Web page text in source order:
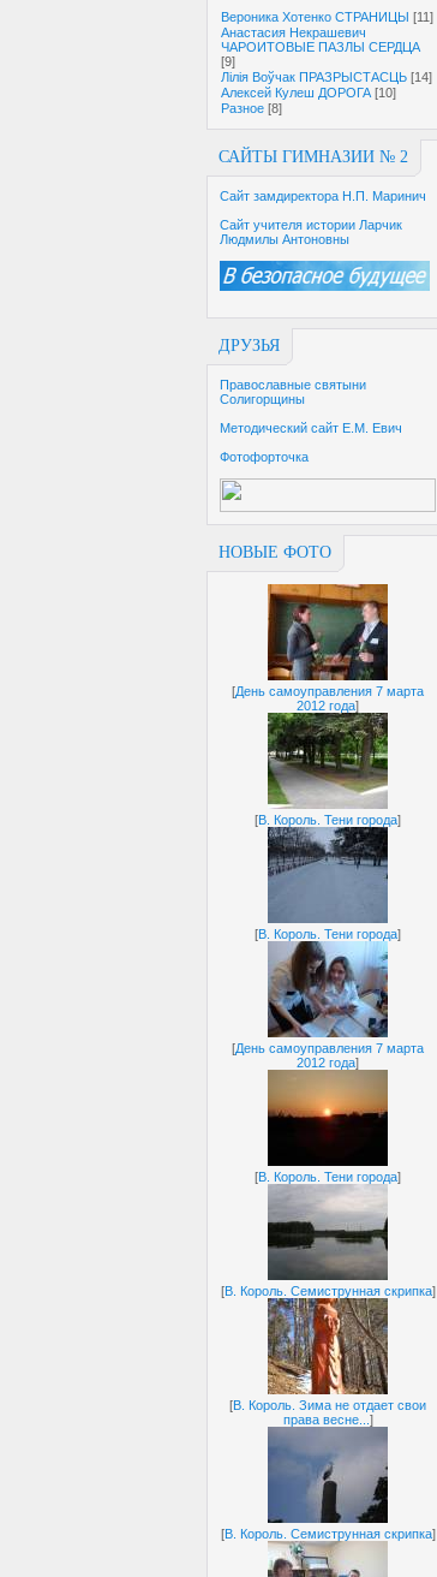
Вероника Хотенко СТРАНИЦЫ [11]
Анастасия Некрашевич
ЧАРОИТОВЫЕ ПАЗЛЫ СЕРДЦА
[9]
Лілія Воўчак ПРАЗРЫСТАСЦЬ [14]
Алексей Кулеш ДОРОГА [10]
Разное [8]
САЙТЫ ГИМНАЗИИ № 2
Сайт замдиректора Н.П. Маринич
Сайт учителя истории Ларчик
Людмилы Антоновны
ДРУЗЬЯ
Православные святыни
Солигорщины
Методический сайт Е.М. Евич
Фотофорточка
НОВЫЕ ФОТО
[День самоуправления 7 марта
2012 года]
[В. Король. Тени города]
[В. Король. Тени города]
[День самоуправления 7 марта
2012 года]
[В. Король. Тени города]
[В. Король. Семиструнная скрипка]
[В. Король. Зима не отдает свои
права весне... ]
[В. Король. Семиструнная скрипка]